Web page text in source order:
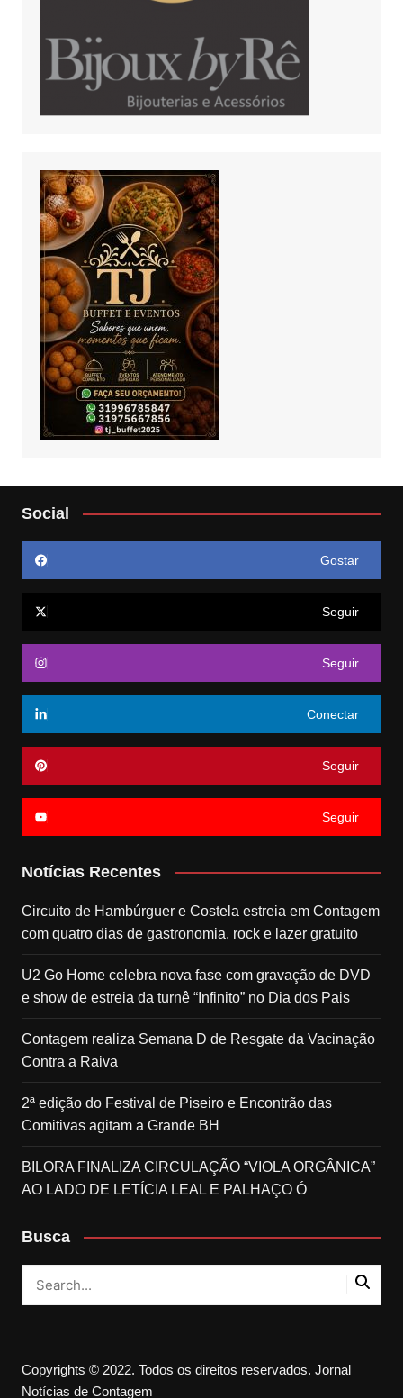
Social
Gostar
Seguir
Seguir
Conectar
Seguir
Seguir
Notícias Recentes
Circuito de Hambúrguer e Costela estreia em Contagem
com quatro dias de gastronomia, rock e lazer gratuito
U2 Go Home celebra nova fase com gravação de DVD
e show de estreia da turnê “Infinito” no Dia dos Pais
Contagem realiza Semana D de Resgate da Vacinação
Contra a Raiva
2ª edição do Festival de Piseiro e Encontrão das
Comitivas agitam a Grande BH
BILORA FINALIZA CIRCULAÇÃO “VIOLA ORGÂNICA”
AO LADO DE LETÍCIA LEAL E PALHAÇO Ó
Busca
Copyrights © 2022. Todos os direitos reservados. Jornal
Notícias de Contagem